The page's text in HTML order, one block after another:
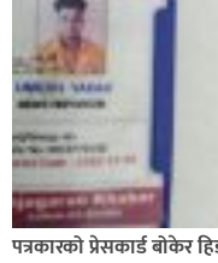
पत्रकारको प्रेसकार्ड बोकेर